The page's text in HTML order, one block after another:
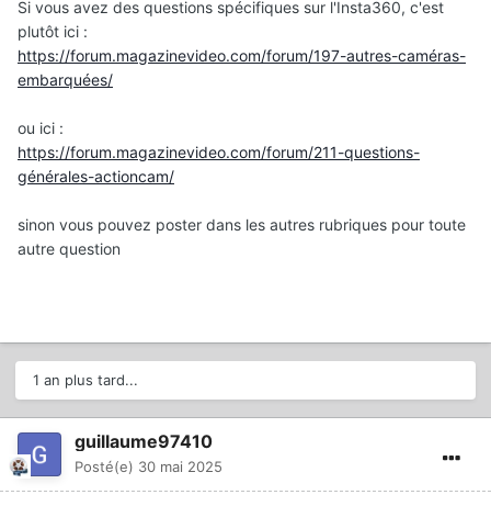
Si vous avez des questions spécifiques sur l'Insta360, c'est
plutôt ici :
https://forum.magazinevideo.com/forum/197-autres-caméras-
embarquées/
ou ici :
https://forum.magazinevideo.com/forum/211-questions-
générales-actioncam/
sinon vous pouvez poster dans les autres rubriques pour toute
autre question
1 an plus tard...
guillaume97410
Posté(e) 30 mai 2025